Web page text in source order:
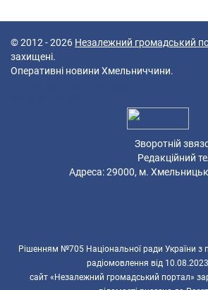
© 2012 - 2026 Незалежний громадський
захищені.
Оперативні новини Хмельниччини.
Зворотній
Редакційний
Адреса: 29000, м.
Рішенням №705 Національної ради України з
радіомовлення від
сайт «Незалежний громадський портал»